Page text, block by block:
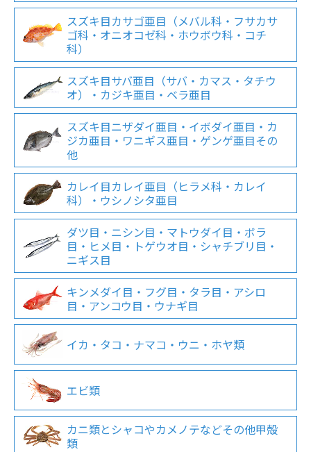
スズキ目カサゴ亜目（メバル科・フサカサ
ゴ科・オニオコゼ科・ホウボウ科・コチ
科）
スズキ目サバ亜目（サバ・カマス・タチウ
オ）・カジキ亜目・ベラ亜目
スズキ目ニザダイ亜目・イボダイ亜目・カ
ジカ亜目・ワニギス亜目・ゲンゲ亜目その
他
カレイ目カレイ亜目（ヒラメ科・カレイ
科）・ウシノシタ亜目
ダツ目・ニシン目・マトウダイ目・ボラ
目・ヒメ目・トゲウオ目・シャチブリ目・
ニギス目
キンメダイ目・フグ目・タラ目・アシロ
目・アンコウ目・ウナギ目
イカ・タコ・ナマコ・ウニ・ホヤ類
エビ類
カニ類とシャコやカメノテなどその他甲殻
類